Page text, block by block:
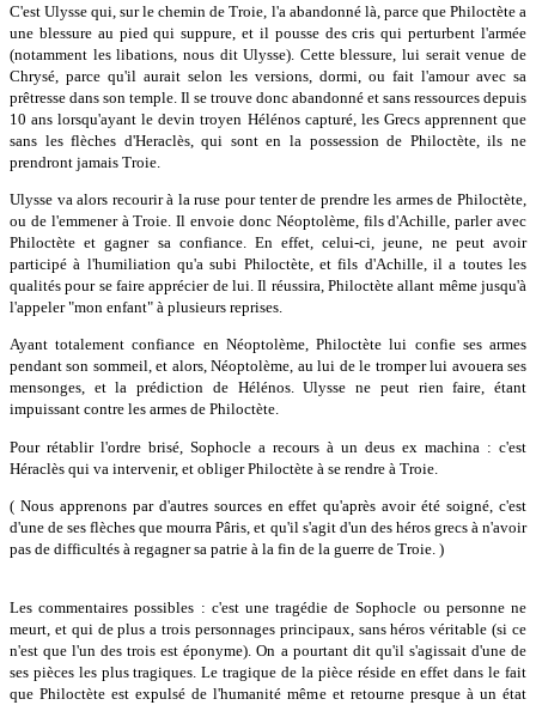
C'est Ulysse qui, sur le chemin de Troie, l'a abandonné là, parce que Philoctète a
une blessure au pied qui suppure, et il pousse des cris qui perturbent l'armée
(notamment les libations, nous dit Ulysse). Cette blessure, lui serait venue de
Chrysé, parce qu'il aurait selon les versions, dormi, ou fait l'amour avec sa
prêtresse dans son temple. Il se trouve donc abandonné et sans ressources depuis
10 ans lorsqu'ayant le devin troyen Hélénos capturé, les Grecs apprennent que
sans les flèches d'Heraclès, qui sont en la possession de Philoctète, ils ne
prendront jamais Troie.
Ulysse va alors recourir à la ruse pour tenter de prendre les armes de Philoctète,
ou de l'emmener à Troie. Il envoie donc Néoptolème, fils d'Achille, parler avec
Philoctète et gagner sa confiance. En effet, celui-ci, jeune, ne peut avoir
participé à l'humiliation qu'a subi Philoctète, et fils d'Achille, il a toutes les
qualités pour se faire apprécier de lui. Il réussira, Philoctète allant même jusqu'à
l'appeler "mon enfant" à plusieurs reprises.
Ayant totalement confiance en Néoptolème, Philoctète lui confie ses armes
pendant son sommeil, et alors, Néoptolème, au lui de le tromper lui avouera ses
mensonges, et la prédiction de Hélénos. Ulysse ne peut rien faire, étant
impuissant contre les armes de Philoctète.
Pour rétablir l'ordre brisé, Sophocle a recours à un deus ex machina : c'est
Héraclès qui va intervenir, et obliger Philoctète à se rendre à Troie.
( Nous apprenons par d'autres sources en effet qu'après avoir été soigné, c'est
d'une de ses flèches que mourra Pâris, et qu'il s'agit d'un des héros grecs à n'avoir
pas de difficultés à regagner sa patrie à la fin de la guerre de Troie. )
Les commentaires possibles : c'est une tragédie de Sophocle ou personne ne
meurt, et qui de plus a trois personnages principaux, sans héros véritable (si ce
n'est que l'un des trois est éponyme). On a pourtant dit qu'il s'agissait d'une de
ses pièces les plus tragiques. Le tragique de la pièce réside en effet dans le fait
que Philoctète est expulsé de l'humanité même et retourne presque à un état